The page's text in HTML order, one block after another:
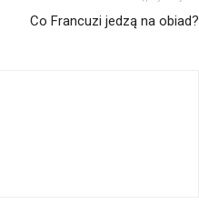
Co Francuzi jedzą na obiad?